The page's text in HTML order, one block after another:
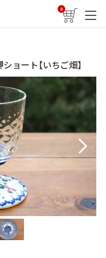
0
ョート【いちご畑】